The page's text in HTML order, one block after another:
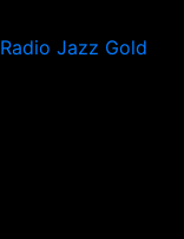
Radio Jazz Gold